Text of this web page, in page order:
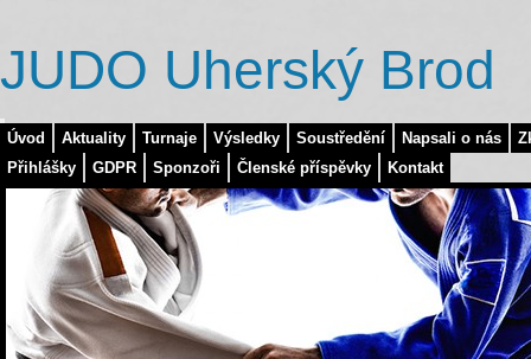
Úvod Aktuality Turnaje Výsledky Soustředění Napsali o nás
Přihlášky
GDPR Sponzoři Členské příspěvky Kontakt
JUDO Uherský Brod